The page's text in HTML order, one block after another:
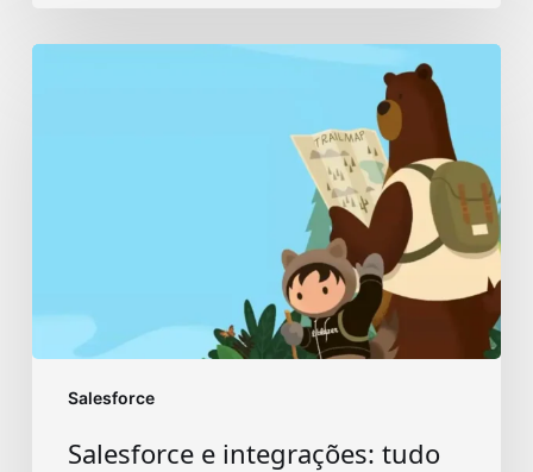
Salesforce
Salesforce e integrações: tudo